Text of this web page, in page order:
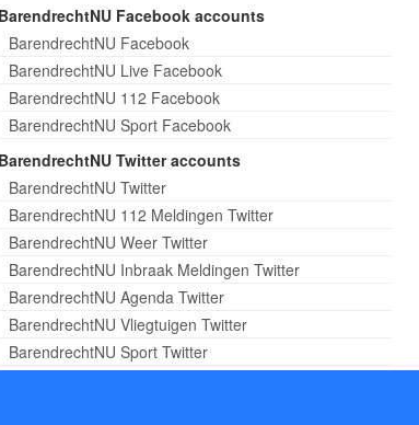
BarendrechtNU Facebook accounts
BarendrechtNU Facebook
BarendrechtNU Live Facebook
BarendrechtNU 112 Facebook
BarendrechtNU Sport Facebook
BarendrechtNU Twitter accounts
BarendrechtNU Twitter
BarendrechtNU 112 Meldingen Twitter
BarendrechtNU Weer Twitter
BarendrechtNU Inbraak Meldingen Twitter
BarendrechtNU Agenda Twitter
BarendrechtNU Vliegtuigen Twitter
BarendrechtNU Sport Twitter